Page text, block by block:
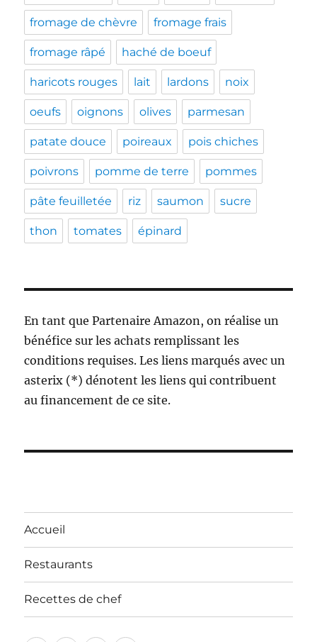
fromage de chèvre fromage frais
fromage râpé haché de boeuf
haricots rouges lait lardons noix
oeufs oignons olives parmesan
patate douce poireaux pois chiches
poivrons pomme de terre pommes
pâte feuilletée riz saumon sucre
thon tomates épinard
En tant que Partenaire Amazon, on réalise un
bénéfice sur les achats remplissant les
conditions requises. Les liens marqués avec un
asterix (*) dénotent les liens qui contribuent
au financement de ce site.
Accueil
Restaurants
Recettes de chef